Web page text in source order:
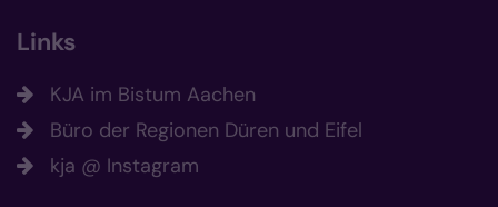
Links
KJA im Bistum Aachen
Büro der Regionen Düren und Eifel
kja @ Instagram